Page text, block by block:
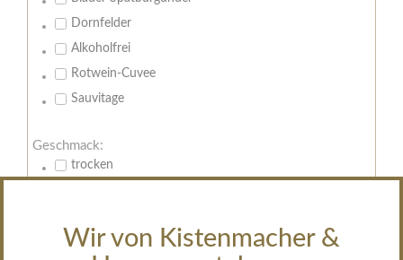
Wir von Kistenmacher &
Dornfelder
Alkoholfrei
Rotwein-Cuvee
Sauvitage
Geschmack:
trocken
restsüß